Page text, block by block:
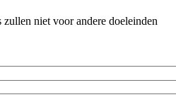
niet voor andere doeleinden